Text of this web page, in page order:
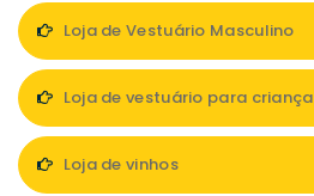
Loja de Vestuário Masculino
Loja de vestuário para criança
Loja de vinhos